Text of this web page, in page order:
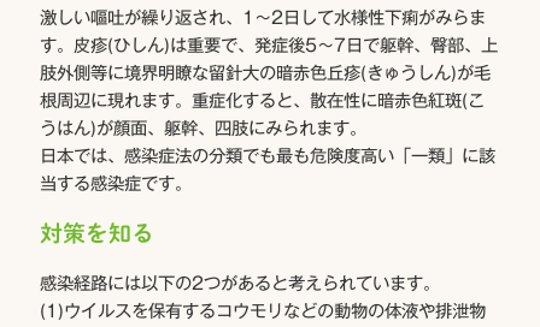
激しい嘔吐が繰り返され、1〜2日して水様性下痢がみらま
す。皮疹(ひしん)は重要で、発症後5〜7日で躯幹、臀部、上
肢外側等に境界明瞭な留針大の暗赤色丘疹(きゅうしん)が毛
根周辺に現れます。重症化すると、散在性に暗赤色紅斑(こ
うはん)が顔面、躯幹、四肢にみられます。
日本では、感染症法の分類でも最も危険度高い「一類」に該
当する感染症です。
対策を知る
感染経路には以下の2つがあると考えられています。
(1)ウイルスを保有するコウモリなどの動物の体液や排泄物